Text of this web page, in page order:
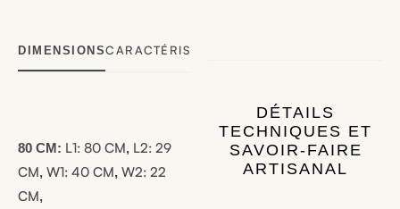
DIMENSIONSCARACTÉRISTIQUES TECHNIQUES
80 CM: L1: 80 CM, L2: 29
CM, W1: 40 CM, W2: 22
CM,
DÉTAILS
TECHNIQUES ET
SAVOIR-FAIRE
ARTISANAL